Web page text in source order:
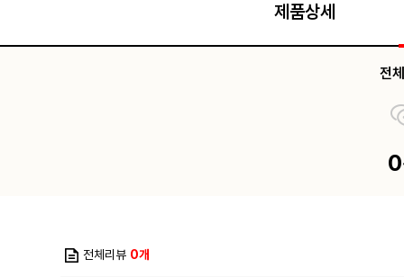
제품상세
전
전체리뷰 0개